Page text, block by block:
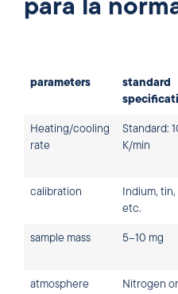
para la
parameters
standard
Heating/cooling
rate
Standard:
K/min
calibration
Indium, tin,
etc.
sample mass 5–10 mg
atmosphere
Nitrogen or